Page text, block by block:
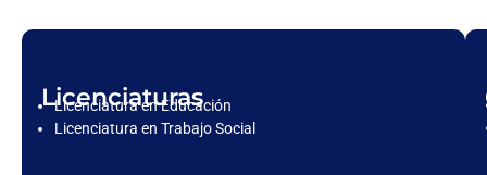
Licenciaturas
Licenciatura en Educación
Licenciatura en Trabajo Social